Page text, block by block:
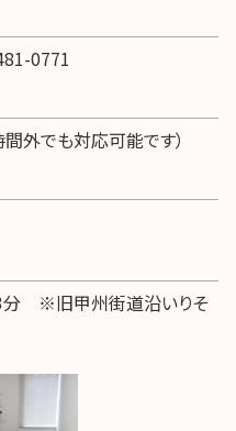
0771
外でも対応可能です）
分 ※旧甲州街道沿いりそ